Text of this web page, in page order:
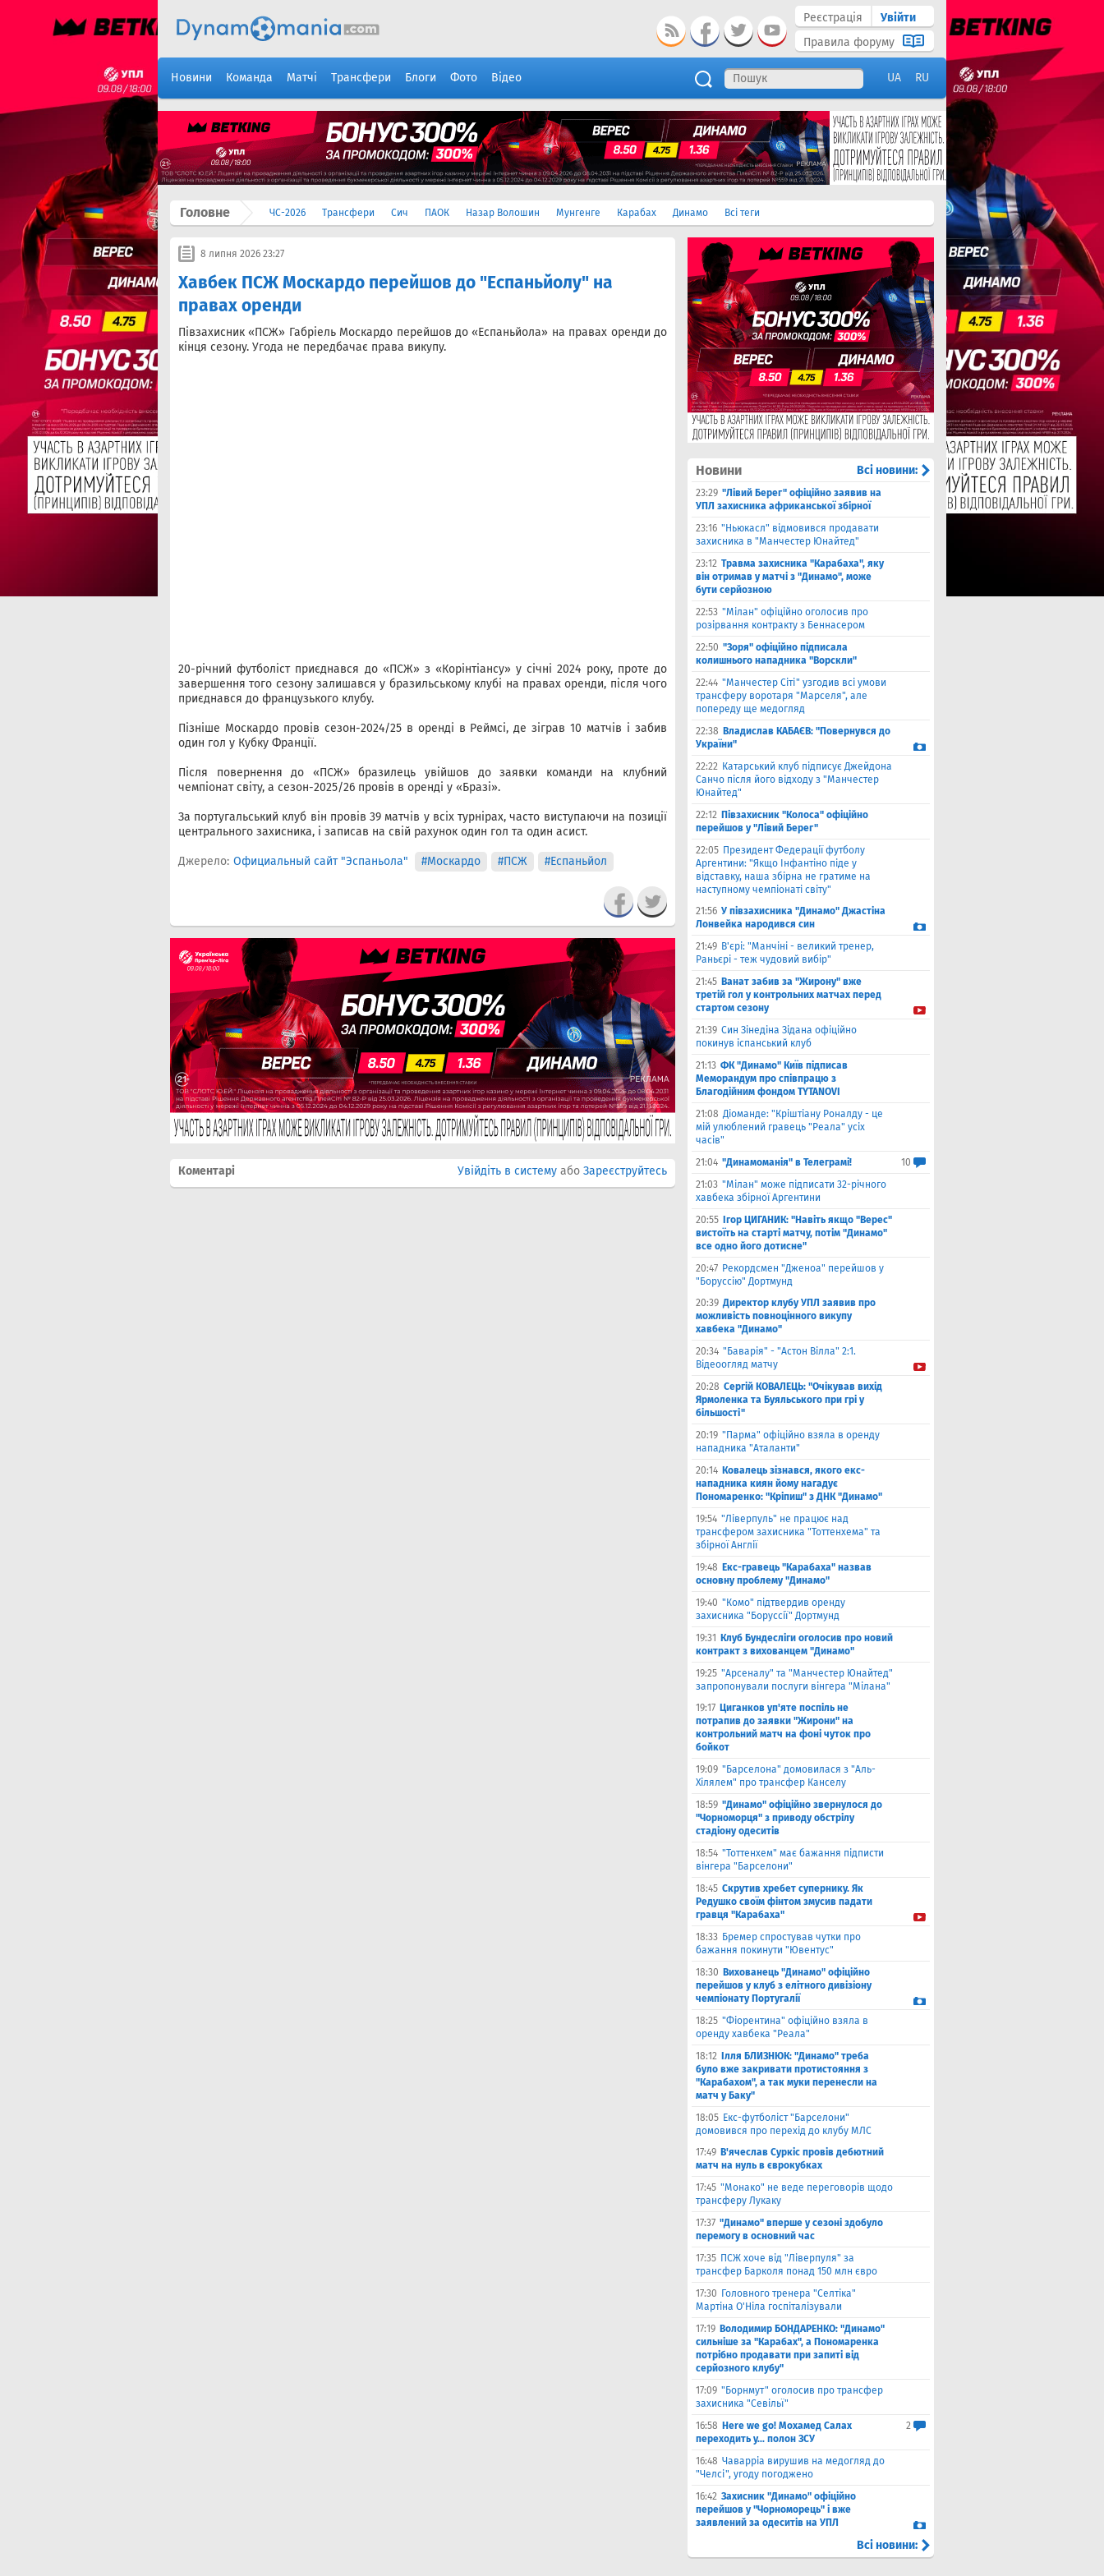
Реєстрація
Увійти
Правила форуму
Новини Команда Матчі Трансфери Блоги Фото Відео UA RU
Головне ЧС-2026 Трансфери Сич ПАОК Назар Волошин Мунгенге Карабах Динамо Всі теги
8 липня 2026 23:27
Хавбек ПСЖ Москардо перейшов до "Еспаньйолу" на
правах оренди
Півзахисник «ПСЖ» Габріель Москардо перейшов до «Еспаньйола» на правах оренди до
кінця сезону. Угода не передбачає права викупу.
20-річний футболіст приєднався до «ПСЖ» з «Корінтіансу» у січні 2024 року, проте до
завершення того сезону залишався у бразильському клубі на правах оренди, після чого
приєднався до французького клубу.
Пізніше Москардо провів сезон-2024/25 в оренді в Реймсі, де зіграв 10 матчів і забив
один гол у Кубку Франції.
Після повернення до «ПСЖ» бразилець увійшов до заявки команди на клубний
чемпіонат світу, а сезон-2025/26 провів в оренді у «Бразі».
За португальський клуб він провів 39 матчів у всіх турнірах, часто виступаючи на позиції
центрального захисника, і записав на свій рахунок один гол та один асист.
Джерело: Официальный сайт "Эспаньола" #Москардо #ПСЖ #Еспаньйол
Коментарі Увійдіть в систему або Зареєструйтесь
Новини Всі новини:
23:29 "Лівий Берег" офіційно заявив на
УПЛ захисника африканської збірної
23:16 "Ньюкасл" відмовився продавати
захисника в "Манчестер Юнайтед"
23:12 Травма захисника "Карабаха", яку
він отримав у матчі з "Динамо", може
бути серйозною
22:53 "Мілан" офіційно оголосив про
розірвання контракту з Беннасером
22:50 "Зоря" офіційно підписала
колишнього нападника "Ворскли"
22:44 "Манчестер Сіті" узгодив всі умови
трансферу воротаря "Марселя", але
попереду ще медогляд
22:38 Владислав КАБАЄВ: "Повернувся до
України"
22:22 Катарський клуб підписує Джейдона
Санчо після його відходу з "Манчестер
Юнайтед"
22:12 Півзахисник "Колоса" офіційно
перейшов у "Лівий Берег"
22:05 Президент Федерації футболу
Аргентини: "Якщо Інфантіно піде у
відставку, наша збірна не гратиме на
наступному чемпіонаті світу"
21:56 У півзахисника "Динамо" Джастіна
Лонвейка народився син
21:49 В'єрі: "Манчіні - великий тренер,
Раньєрі - теж чудовий вибір"
21:45 Ванат забив за "Жирону" вже
третій гол у контрольних матчах перед
стартом сезону
21:39 Син Зінедіна Зідана офіційно
покинув іспанський клуб
21:13 ФК "Динамо" Київ підписав
Меморандум про співпрацю з
Благодійним фондом TYTANOVI
21:08 Діоманде: "Кріштіану Роналду - це
мій улюблений гравець "Реала" усіх
часів"
21:04 "Динамоманія" в Телеграмі!
10
21:03 "Мілан" може підписати 32-річного
хавбека збірної Аргентини
20:55
Ігор ЦИГАНИК: "Навіть якщо "Верес"
вистоїть на старті матчу, потім "Динамо"
все одно його дотисне"
20:47 Рекордсмен "Дженоа" перейшов у
"Боруссію" Дортмунд
20:39 Директор клубу УПЛ заявив про
можливість повноцінного викупу
хавбека "Динамо"
20:34 "Баварія" - "Астон Вілла" 2:1.
Відеоогляд матчу
20:28 Сергій КОВАЛЕЦЬ: "Очікував вихід
Ярмоленка та Буяльського при грі у
більшості"
20:19 "Парма" офіційно взяла в оренду
нападника "Аталанти"
20:14 Ковалець зізнався, якого екс-
нападника киян йому нагадує
Пономаренко: "Кріпиш" з ДНК "Динамо"
19:54 "Ліверпуль" не працює над
трансфером захисника "Тоттенхема" та
збірної Англії
19:48 Екс-гравець "Карабаха" назвав
основну проблему "Динамо"
19:40 "Комо" підтвердив оренду
захисника "Боруссії" Дортмунд
19:31
Клуб Бундесліги оголосив про новий
контракт з вихованцем "Динамо"
19:25 "Арсеналу" та "Манчестер Юнайтед"
запропонували послуги вінгера "Мілана"
19:17 Циганков уп'яте поспіль не
потрапив до заявки "Жирони" на
контрольний матч на фоні чуток про
бойкот
19:09 "Барселона" домовилася з "Аль-
Хілялем" про трансфер Канселу
18:59 "Динамо" офіційно звернулося до
"Чорноморця" з приводу обстрілу
стадіону одеситів
18:54 "Тоттенхем" має бажання підписти
вінгера "Барселони"
18:45 Скрутив хребет супернику. Як
Редушко своїм фінтом змусив падати
гравця "Карабаха"
18:33 Бремер спростував чутки про
бажання покинути "Ювентус"
18:30 Вихованець "Динамо" офіційно
перейшов у клуб з елітного дивізіону
чемпіонату Португалії
18:25 "Фіорентина" офіційно взяла в
оренду хавбека "Реала"
18:12
Ілля БЛИЗНЮК: "Динамо" треба
було вже закривати протистояння з
"Карабахом", а так муки перенесли на
матч у Баку"
18:05 Екс-футболіст "Барселони"
домовився про перехід до клубу МЛС
17:49 В'ячеслав Суркіс провів дебютний
матч на нуль в єврокубках
17:45 "Монако" не веде переговорів щодо
трансферу Лукаку
17:37 "Динамо" вперше у сезоні здобуло
перемогу в основний час
17:35 ПСЖ хоче від "Ліверпуля" за
трансфер Барколя понад 150 млн євро
17:30 Головного тренера "Селтіка"
Мартіна О'Ніла госпіталізували
17:19 Володимир БОНДАРЕНКО: "Динамо"
сильніше за "Карабах", а Пономаренка
потрібно продавати при запиті від
серйозного клубу"
17:09 "Борнмут" оголосив про трансфер
захисника "Севільї"
16:58 Here we go! Мохамед Салах
переходить у... полон ЗСУ
2
16:48 Чаварріа вирушив на медогляд до
"Челсі", угоду погоджено
16:42 Захисник "Динамо" офіційно
перейшов у "Чорноморець" і вже
заявлений за одеситів на УПЛ
Всі новини: